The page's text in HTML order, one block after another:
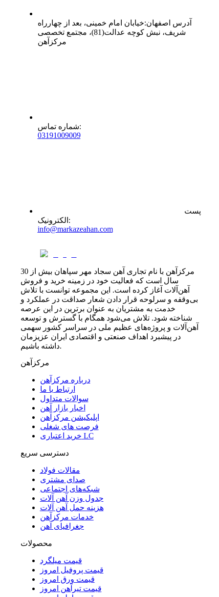
آدرس اصفهان:خیابان امام خمینی، بعد از چهارراه
شریف، نبش کوچه عدالت(81)، مجتمع تخصصی
مرکزآهن
شماره تماس:
03191009009
پست
الکترونیک :
info@markazeahan.com
مرکزآهن با نام تجاری آهن سجاد مهر سپاهان بیش از 30
سال است که فعالیت خود در زمینه خرید و فروش
آهن‌آلات آغاز کرده است. این مجموعه توانست با تلاش
بی‌وقفه و سرلوحه قرار دادن شعار صداقت در عملکرد و
خدمت به مشتریان به عنوان برترین در این عرصه
شناخته شود. تلاش می‌شود همگام با گسترش و توسعه
آهن‌آلات و پروژه‌های عظیم ملی در سراسر کشور سهمی
در پیشبرد اهداف صنعتی و اقتصادی ایران عزیزمان
داشته باشیم.
مرکزآهن
درباره مرکزآهن
ارتباط با ما
سوالات متداول
اخبار بازار آهن
اپلیکیشن مرکزآهن
فرصت های شغلی
خرید اعتباری LC
دسترسی سریع
مقالات فولاد
صدای مشتری
شبکه‌های اجتماعی
جدول وزن آهن آلات
هزینه حمل آهن آلات
خدمات مرکزآهن
جغرافیای آهن
محصولات
قیمت میلگرد
قیمت پروفیل امروز
قیمت ورق امروز
قیمت تیرآهن امروز